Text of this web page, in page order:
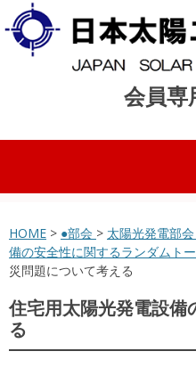
会員専
コンテンツへスキップ
HOME > ●部会 > 太陽光発電部会
備の安全性に関するランダムトー
災問題について考える
住宅用太陽光発電設備
る